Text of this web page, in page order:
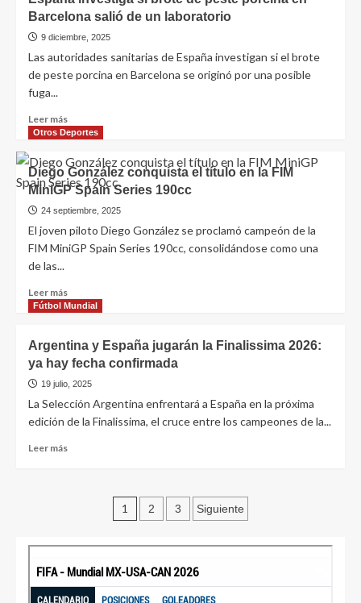
Barcelona salió de un laboratorio
9 diciembre, 2025
Las autoridades sanitarias de España investigan si el brote
de peste porcina en Barcelona se originó por una posible
fuga...
Leer más
Otros Deportes
Diego González conquista el título en la FIM
MiniGP Spain Series 190cc
24 septiembre, 2025
El joven piloto Diego González se proclamó campeón de la
FIM MiniGP Spain Series 190cc, consolidándose como una
de las...
Leer más
Fútbol Mundial
Argentina y España jugarán la Finalissima 2026:
ya hay fecha confirmada
19 julio, 2025
La Selección Argentina enfrentará a España en la próxima
edición de la Finalissima, el cruce entre los campeones de la...
Leer más
1 2 3 Siguiente